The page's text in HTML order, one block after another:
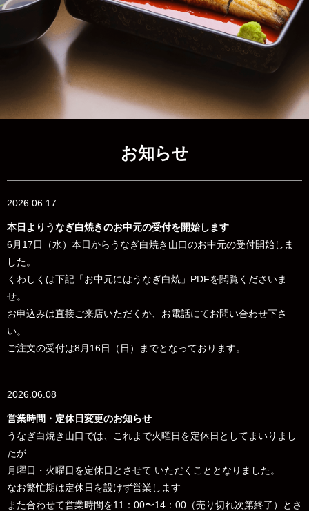
お知らせ
2026.06.17
本日よりうなぎ白焼きのお中元の受付を開始します
6月17日（水）本日からうなぎ白焼き山口のお中元の受付開始しま
した。
くわしくは下記「お中元にはうなぎ白焼」PDFを閲覧くださいま
せ。
お申込みは直接ご来店いただくか、お電話にてお問い合わせ下さ
い。
ご注文の受付は8月16日（日）までとなっております。
2026.06.08
営業時間・定休日変更のお知らせ
うなぎ白焼き山口では、これまで火曜日を定休日としてまいりまし
たが
月曜日・火曜日を定休日とさせて いただくこととなりました。
なお繁忙期は定休日を設けず営業します
また合わせて営業時間を11：00〜14：00（売り切れ次第終了）とさ